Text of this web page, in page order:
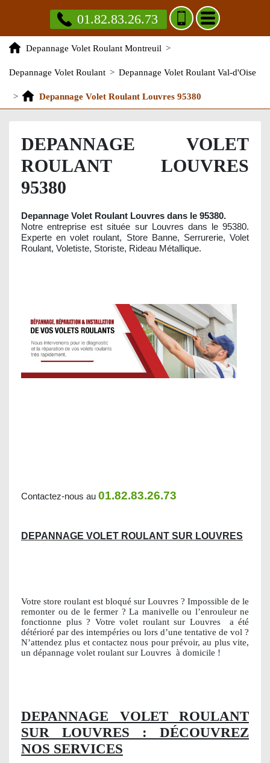
01.82.83.26.73
Depannage Volet Roulant Montreuil >
Depannage Volet Roulant > Depannage Volet Roulant Val-d'Oise
> Depannage Volet Roulant Louvres 95380
DEPANNAGE VOLET
ROULANT LOUVRES
95380
Depannage Volet Roulant Louvres dans le 95380.
Notre entreprise est située sur Louvres dans le 95380.
Experte en volet roulant, Store Banne, Serrurerie, Volet
Roulant, Voletiste, Storiste, Rideau Métallique.
Contactez-nous au 01.82.83.26.73
DEPANNAGE VOLET ROULANT SUR LOUVRES
Votre store roulant est bloqué sur Louvres ? Impossible de le
remonter ou de le fermer ? La manivelle ou l’enrouleur ne
fonctionne plus ? Votre volet roulant sur Louvres
a été
détérioré par des intempéries ou lors d’une tentative de vol ?
N’attendez plus et contactez nous pour prévoir, au plus vite,
un dépannage volet roulant sur Louvres à domicile !
DEPANNAGE VOLET ROULANT
SUR LOUVRES : DÉCOUVREZ
NOS SERVICES